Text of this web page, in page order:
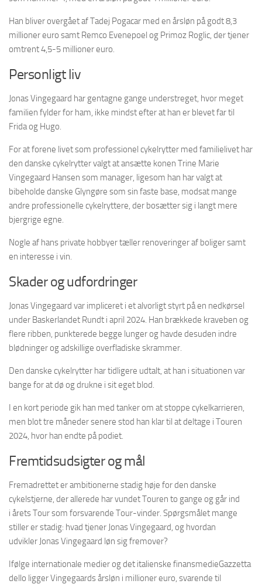
Han bliver overgået af Tadej Pogacar med en årsløn på godt 8,3
millioner euro samt Remco Evenepoel og Primoz Roglic, der tjener
omtrent 4,5-5 millioner euro.
Personligt liv
Jonas Vingegaard har gentagne gange understreget, hvor meget
familien fylder for ham, ikke mindst efter at han er blevet far til
Frida og Hugo.
For at forene livet som professionel cykelrytter med familielivet har
den danske cykelrytter valgt at ansætte konen Trine Marie
Vingegaard Hansen som manager, ligesom han har valgt at
bibeholde danske Glyngøre som sin faste base, modsat mange
andre professionelle cykelryttere, der bosætter sig i langt mere
bjergrige egne.
Nogle af hans private hobbyer tæller renoveringer af boliger samt
en interesse i vin.
Skader og udfordringer
Jonas Vingegaard var impliceret i et alvorligt styrt på en nedkørsel
under Baskerlandet Rundt i april 2024. Han brækkede kraveben og
flere ribben, punkterede begge lunger og havde desuden indre
blødninger og adskillige overfladiske skrammer.
Den danske cykelrytter har tidligere udtalt, at han i situationen var
bange for at dø og drukne i sit eget blod.
I en kort periode gik han med tanker om at stoppe cykelkarrieren,
men blot tre måneder senere stod han klar til at deltage i Touren
2024, hvor han endte på podiet.
Fremtidsudsigter og mål
Fremadrettet er ambitionerne stadig høje for den danske
cykelstjerne, der allerede har vundet Touren to gange og går ind
i årets Tour som forsvarende Tour-vinder. Spørgsmålet mange
stiller er stadig: hvad tjener Jonas Vingegaard, og hvordan
udvikler Jonas Vingegaard løn sig fremover?
Ifølge internationale medier og det italienske finansmedieGazzetta
dello ligger Vingegaards årsløn i millioner euro, svarende til